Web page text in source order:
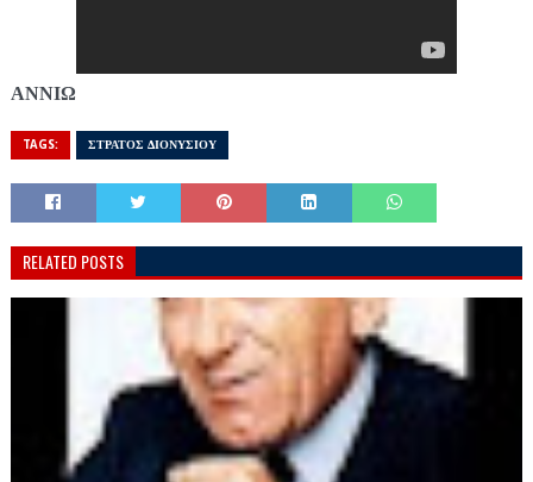
ΑΝΝΙΩ
TAGS: ΣΤΡΑΤΟΣ ΔΙΟΝΥΣΙΟΥ
RELATED POSTS